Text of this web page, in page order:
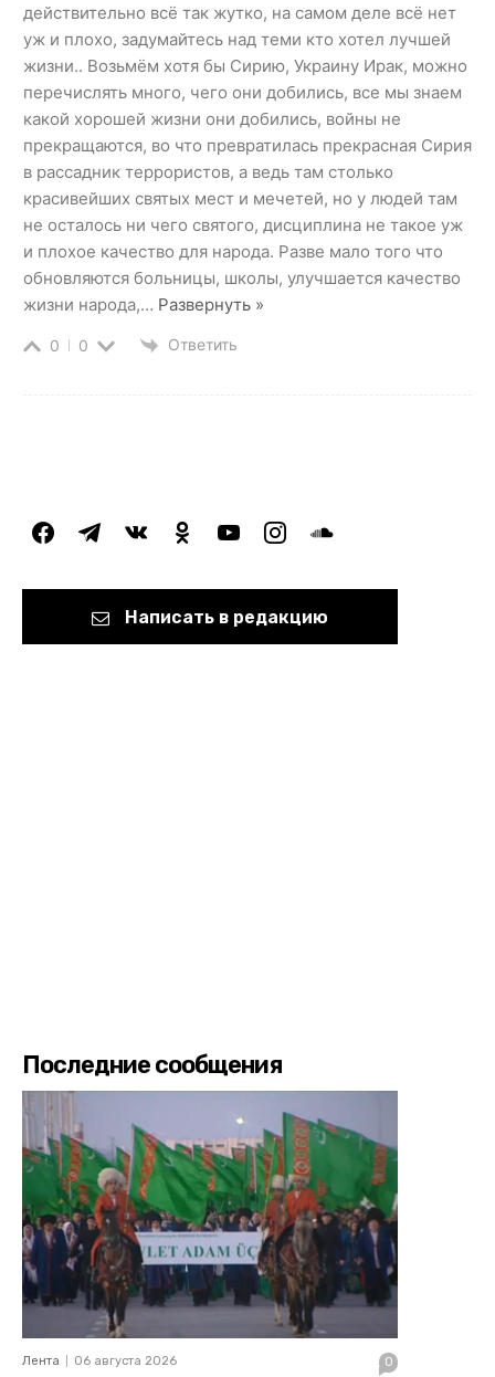
действительно всё так жутко, на самом деле всё нет
уж и плохо, задумайтесь над теми кто хотел лучшей
жизни.. Возьмём хотя бы Сирию, Украину Ирак, можно
перечислять много, чего они добились, все мы знаем
какой хорошей жизни они добились, войны не
прекращаются, во что превратилась прекрасная Сирия
в рассадник террористов, а ведь там столько
красивейших святых мест и мечетей, но у людей там
не осталось ни чего святого, дисциплина не такое уж
и плохое качество для народа. Разве мало того что
обновляются больницы, школы, улучшается качество
жизни народа,… Развернуть »
0 0 Ответить
facebooktelegramvkontakteodnoklassniki
youtubeinstagramsoundcloud
Написать в редакцию
Последние сообщения
Лента 06 августа 2026 0